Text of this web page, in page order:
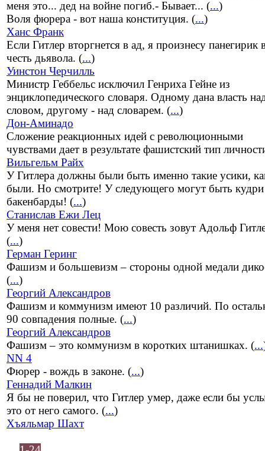
меня это... дед на войне погиб.- Бывает... (...)
Воля фюрера - вот наша конституция. (...)
Ханс Франк
Если Гитлер вторгнется в ад, я произнесу панегирик
честь дьявола. (...)
Уинстон Черчилль
Министр Геббельс исключил Генриха Гейне из
энциклопедического словаря. Одному дана власть
словом, другому - над словарем. (...)
Дон-Аминадо
Сложение реакционных идей с революционными
чувствами дает в результате фашистский тип
Вильгельм Райх
У Гитлера должны были быть именно такие усики,
были. Но смотрите! У следующего могут быть
бакенбарды! (...)
Станислав Ежи Лец
У меня нет совести! Мою совесть зовут Адольф
(...)
Герман Геринг
Фашизм и большевизм – стороны одной медали
(...)
Георгий Александров
Фашизм и коммунизм имеют 10 различий. По
90 совпадения полные. (...)
Георгий Александров
Фашизм – это коммунизм в коротких штанишках. (...
NN 4
Фюрер - вождь в законе. (...)
Геннадий Малкин
Я бы не поверил, что Гитлер умер, даже если бы
это от него самого. (...)
Хъяльмар Шахт